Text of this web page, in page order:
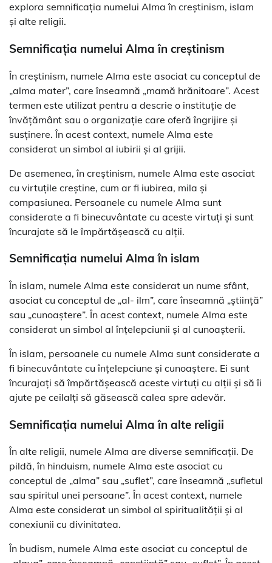
explora semnificația numelui Alma în creștinism, islam
și alte religii.
Semnificația numelui Alma în creștinism
În creștinism, numele Alma este asociat cu conceptul de
„alma mater”, care înseamnă „mamă hrănitoare”. Acest
termen este utilizat pentru a descrie o instituție de
învățământ sau o organizație care oferă îngrijire și
susținere. În acest context, numele Alma este
considerat un simbol al iubirii și al grijii.
De asemenea, în creștinism, numele Alma este asociat
cu virtuțile creștine, cum ar fi iubirea, mila și
compasiunea. Persoanele cu numele Alma sunt
considerate a fi binecuvântate cu aceste virtuți și sunt
încurajate să le împărtășească cu alții.
Semnificația numelui Alma în islam
În islam, numele Alma este considerat un nume sfânt,
asociat cu conceptul de „al- ilm”, care înseamnă „știință”
sau „cunoaștere”. În acest context, numele Alma este
considerat un simbol al înțelepciunii și al cunoașterii.
În islam, persoanele cu numele Alma sunt considerate a
fi binecuvântate cu înțelepciune și cunoaștere. Ei sunt
încurajați să împărtășească aceste virtuți cu alții și să îi
ajute pe ceilalți să găsească calea spre adevăr.
Semnificația numelui Alma în alte religii
În alte religii, numele Alma are diverse semnificații. De
pildă, în hinduism, numele Alma este asociat cu
conceptul de „alma” sau „suflet”, care înseamnă „sufletul
sau spiritul unei persoane”. În acest context, numele
Alma este considerat un simbol al spiritualității și al
conexiunii cu divinitatea.
În budism, numele Alma este asociat cu conceptul de